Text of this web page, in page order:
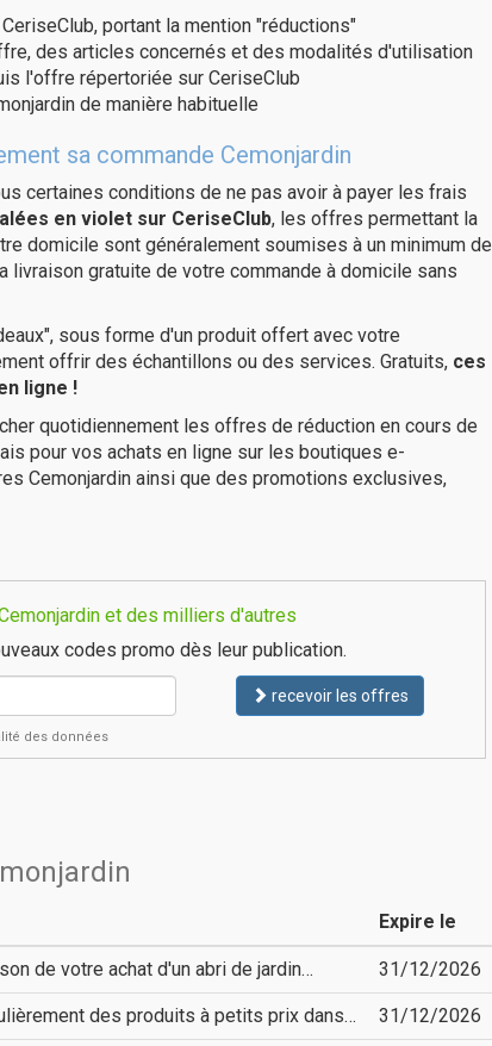
portant la mention "réductions"
des articles concernés et des modalités d'utilisation
l'offre répertoriée sur CeriseClub
de manière habituelle
sa commande Cemonjardin
certaines conditions de ne pas avoir à payer les frais
en violet sur CeriseClub, les offres permettant la
domicile sont généralement soumises à un minimum de
livraison gratuite de votre commande à domicile sans
sous forme d'un produit offert avec votre
offrir des échantillons ou des services. Gratuits, ces
ligne !
quotidiennement les offres de réduction en cours de
pour vos achats en ligne sur les boutiques e-
Cemonjardin ainsi que des promotions exclusives,
et des milliers d'autres
codes promo dès leur publication.
recevoir les offres
des données
Expire le
de votre achat d'un abri de jardin… 31/12/2026
des produits à petits prix dans… 31/12/2026